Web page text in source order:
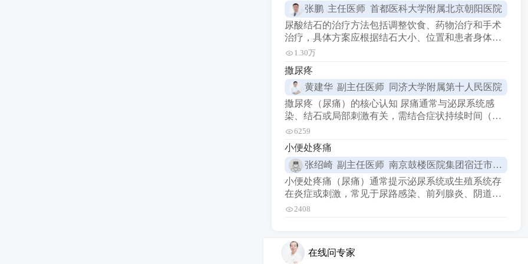
避免感染。 2冷敷：在手术后的前几天，可以用冰袋
或冷毛巾轻轻冷敷手术部位，每次1520分钟，每天数
次。
张鹏 主任医师 首都医科大学附属北京朝阳医院
尿酸结石的治疗方法包括调整饮食、药物治疗和手术
治疗，具体方案应根据结石大小、位置和患者身体状
况等因素决定。 尿酸结石可以通过调整饮食、药物治
石的大小、位置、患者的身体状况等因素来决定。 如
果尿酸结石较小，没有引起明显症状，通常可以采用
保守治疗。患者需要调整饮食，减少高嘌呤食物的摄
入，如动物内脏
1.30万
撒尿疼
黄建华 副主任医师 同济大学附属第十人民医院
撒尿疼（尿痛）的核心认知 尿痛通常与泌尿系统感
染、结石或局部刺激有关，需结合症状持续时间（如
<3天/>3天）、伴随症状（如尿频、血尿）及病史判
断，多数可通过规范干预缓解。 泌尿系统感染
（UTI）相关尿痛 细菌感染（如大肠杆菌）是常见原
因，尤其女性因尿道短更易发生。典型症状为尿频、
尿急、尿
6259
小便处疼痛
张绍崎 副主任医师 南京鼓楼医院集团宿迁市人民医院
小便处疼痛（尿痛）通常提示泌尿系统或生殖系统存
在炎症或刺激，常见于尿路感染、前列腺炎、阴道炎
等，需结合伴随症状（如尿频、尿急、分泌物异常）
状为排尿时灼热感、尿频，可能伴尿液浑浊或血尿。
二、前列腺炎引发的
2408
在线问专家